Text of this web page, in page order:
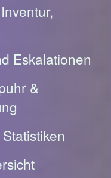
Eskalationen
&